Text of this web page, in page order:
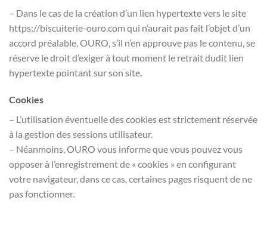
– Dans le cas de la création d’un lien hypertexte vers le site
https://biscuiterie-ouro.com qui n’aurait pas fait l’objet d’un
accord préalable, OURO, s’il n’en approuve pas le contenu, se
réserve le droit d’exiger à tout moment le retrait dudit lien
hypertexte pointant sur son site.
Cookies
– L’utilisation éventuelle des cookies est strictement réservée
à la gestion des sessions utilisateur.
– Néanmoins, OURO vous informe que vous pouvez vous
opposer à l’enregistrement de « cookies » en configurant
votre navigateur, dans ce cas, certaines pages risquent de ne
pas fonctionner.